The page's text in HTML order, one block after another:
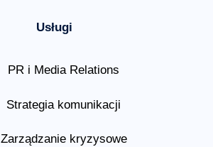
Usługi
PR i Media Relations
Strategia komunikacji
Zarządzanie kryzysowe